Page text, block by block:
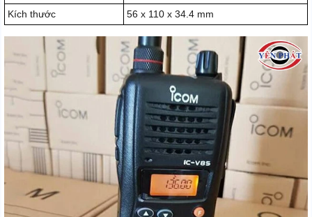
Kích thước
56 x 110 x 34.4 mm